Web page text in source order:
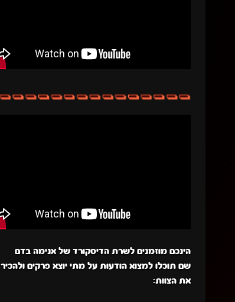
הינכם מוזמנים לשרת הדיסקורד של אנימה בדם
שם תוכלו למצוא הודעות על מתי יוצא פרקים ולהכיר
את הצוות: